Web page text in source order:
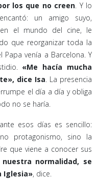
los que no creen. Y lo
un amigo suyo,
el mundo del cine, le
que reorganizar toda la
venía a Barcelona. Y
«Me hacía mucha
dice Isa. La presencia
el día a día y obliga
no se haría.
esos días es sencillo:
protagonismo, sino la
que viene a conocer sus
normalidad, se
Iglesia», dice.